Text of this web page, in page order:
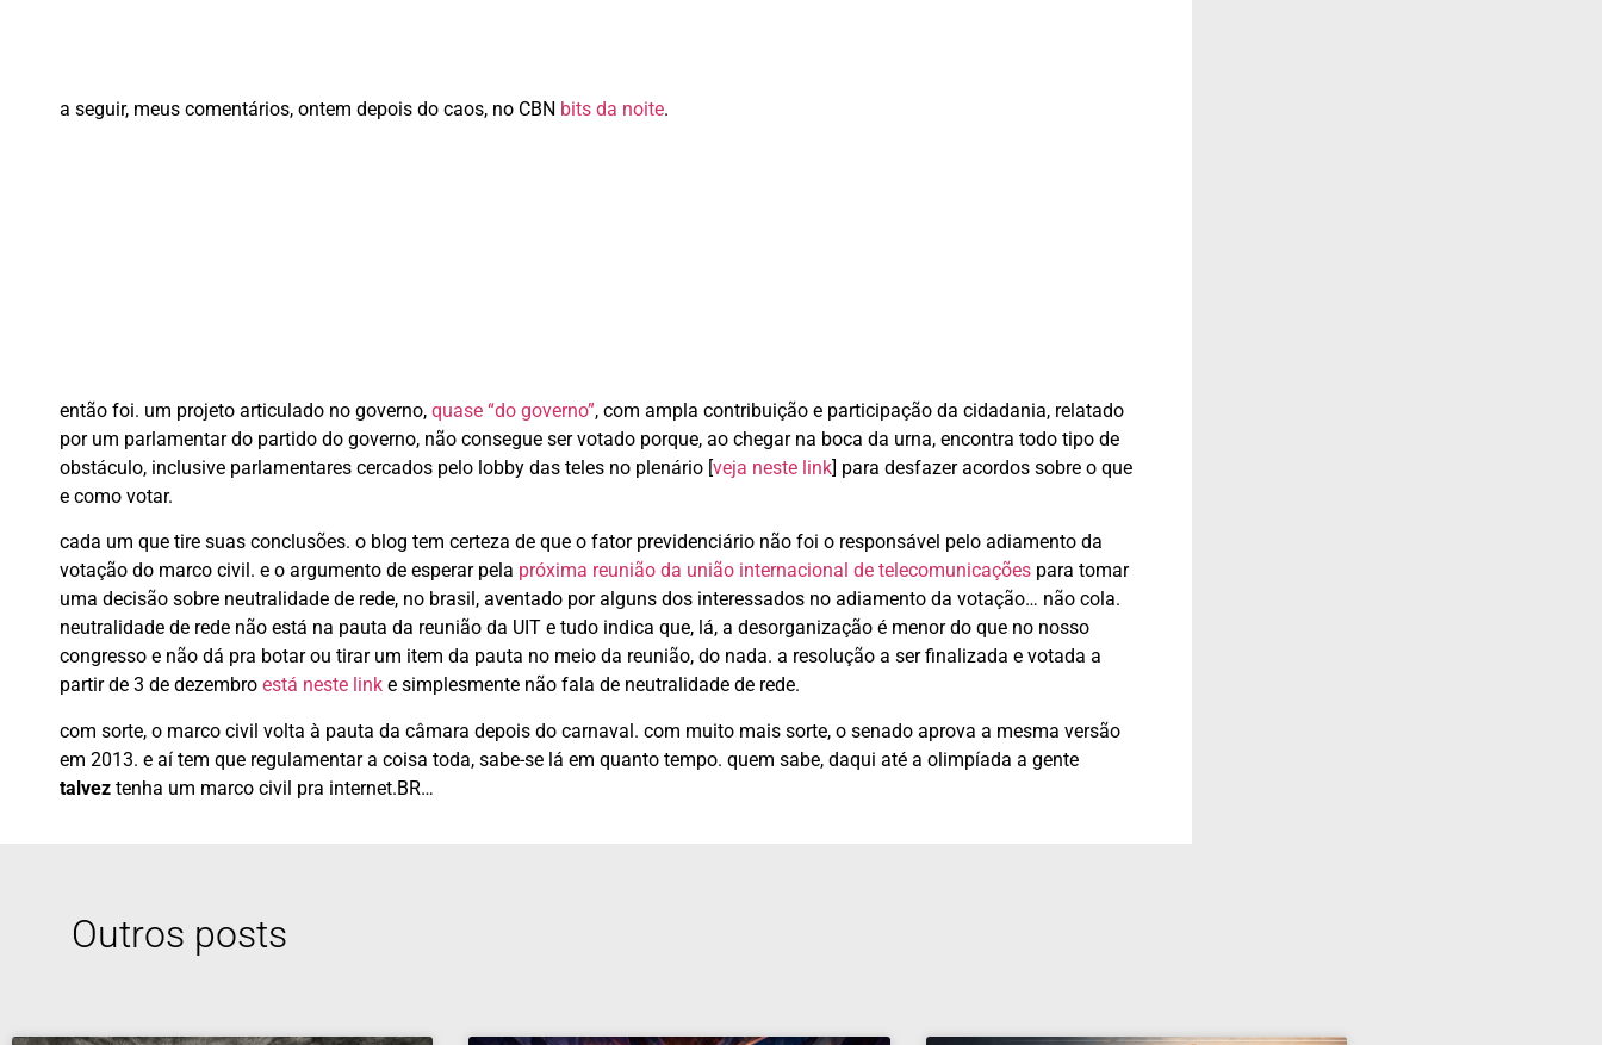
a seguir, meus comentários, ontem depois do caos, no CBN bits da noite.
então foi. um projeto articulado no governo, quase “do governo”, com ampla contribuição e participação da cidadania, relatado
por um parlamentar do partido do governo, não consegue ser votado porque, ao chegar na boca da urna, encontra todo tipo de
obstáculo, inclusive parlamentares cercados pelo lobby das teles no plenário [veja neste link] para desfazer acordos sobre o que
e como votar.
cada um que tire suas conclusões. o blog tem certeza de que o fator previdenciário não foi o responsável pelo adiamento da
votação do marco civil. e o argumento de esperar pela próxima reunião da união internacional de telecomunicações para tomar
uma decisão sobre neutralidade de rede, no brasil, aventado por alguns dos interessados no adiamento da votação… não cola.
neutralidade de rede não está na pauta da reunião da UIT e tudo indica que, lá, a desorganização é menor do que no nosso
congresso e não dá pra botar ou tirar um item da pauta no meio da reunião, do nada. a resolução a ser finalizada e votada a
partir de 3 de dezembro está neste link e simplesmente não fala de neutralidade de rede.
com sorte, o marco civil volta à pauta da câmara depois do carnaval. com muito mais sorte, o senado aprova a mesma versão
em 2013. e aí tem que regulamentar a coisa toda, sabe-se lá em quanto tempo. quem sabe, daqui até a olimpíada a gente
talvez tenha um marco civil pra internet.BR…
Outros posts